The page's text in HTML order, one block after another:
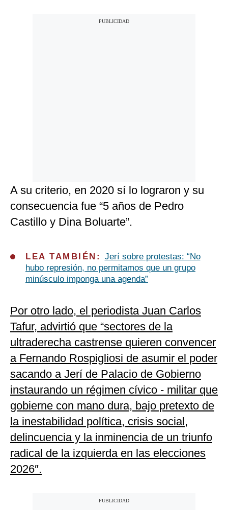
A su criterio, en 2020 sí lo lograron y su
consecuencia fue “5 años de Pedro
Castillo y Dina Boluarte”.
LEA TAMBIÉN: Jerí sobre protestas: “No
hubo represión, no permitamos que un grupo
minúsculo imponga una agenda”
Por otro lado, el periodista Juan Carlos
Tafur, advirtió que “sectores de la
ultraderecha castrense quieren convencer
a Fernando Rospigliosi de asumir el poder
sacando a Jerí de Palacio de Gobierno
instaurando un régimen cívico - militar que
gobierne con mano dura, bajo pretexto de
la inestabilidad política, crisis social,
delincuencia y la inminencia de un triunfo
radical de la izquierda en las elecciones
2026″.